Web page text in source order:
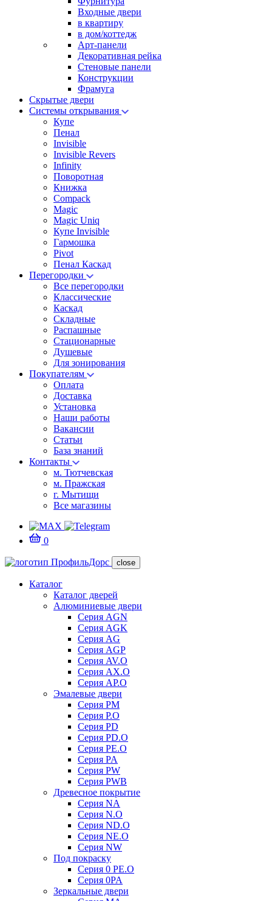
Входные двери
в квартиру
в дом/коттедж
Арт-панели
Декоративная рейка
Стеновые панели
Конструкции
Фрамуга
Скрытые двери
Системы открывания
Купе
Пенал
Invisible
Invisible Revers
Infinity
Поворотная
Книжка
Compack
Magic
Magic Uniq
Купе Invisible
Гармошка
Pivot
Пенал Каскад
Перегородки
Все перегородки
Классические
Каскад
Складные
Распашные
Стационарные
Душевые
Для зонирования
Покупателям
Оплата
Доставка
Установка
Наши работы
Вакансии
Статьи
База знаний
Контакты
м. Тютчевская
м. Пражская
г. Мытищи
Все магазины
0
close
Каталог
Каталог дверей
Алюминиевые двери
Серия AGN
Серия AGK
Серия AG
Серия AGP
Серия AV.O
Серия AX.O
Серия AP.O
Эмалевые двери
Серия PM
Серия P.O
Серия PD
Серия PD.O
Серия PE.O
Серия PA
Серия PW
Серия PWB
Древесное покрытие
Серия NA
Серия N.O
Серия ND.O
Серия NE.O
Серия NW
Под покраску
Серия 0 PE.O
Серия 0PA
Зеркальные двери